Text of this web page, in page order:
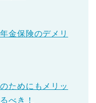
金保険のデメリ
ためにもメリッ
べき！